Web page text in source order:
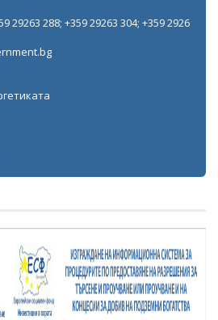
29263 288; +359 29263 304; +359 2926